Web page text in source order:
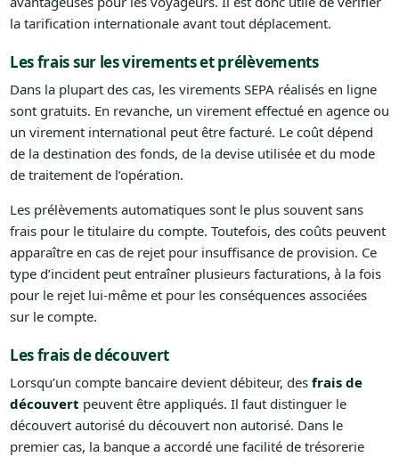
la tarification internationale avant tout déplacement.
Les frais sur les virements et prélèvements
Dans la plupart des cas, les virements SEPA réalisés en ligne
sont gratuits. En revanche, un virement effectué en agence ou
un virement international peut être facturé. Le coût dépend
de la destination des fonds, de la devise utilisée et du mode
de traitement de l’opération.
Les prélèvements automatiques sont le plus souvent sans
frais pour le titulaire du compte. Toutefois, des coûts peuvent
apparaître en cas de rejet pour insuffisance de provision. Ce
type d’incident peut entraîner plusieurs facturations, à la fois
pour le rejet lui-même et pour les conséquences associées
sur le compte.
Les frais de découvert
Lorsqu’un compte bancaire devient débiteur, des frais de
découvert peuvent être appliqués. Il faut distinguer le
découvert autorisé du découvert non autorisé. Dans le
premier cas, la banque a accordé une facilité de trésorerie